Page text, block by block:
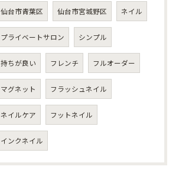
仙台市青葉区 仙台市宮城野区 ネイル
プライベートサロン シンプル
持ちが良い フレンチ フルオーダー
マグネット フラッシュネイル
ネイルケア フットネイル
インクネイル